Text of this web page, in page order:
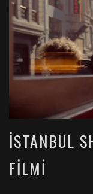
İSTANBUL
FILMI